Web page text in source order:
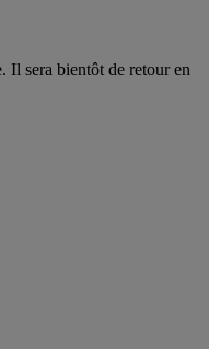
Il sera bientôt de retour en